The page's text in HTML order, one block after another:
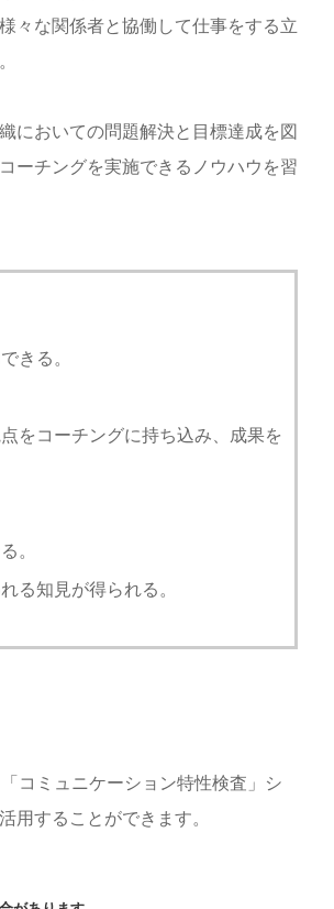
々な関係者と協働して仕事をする立
においての問題解決と目標達成を図
ーチングを実施できるノウハウを習
きる。
をコーチングに持ち込み、成果を
。
る知見が得られる。
コミュニケーション特性検査」シ
することができます。